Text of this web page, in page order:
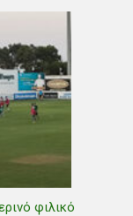
φιλικό